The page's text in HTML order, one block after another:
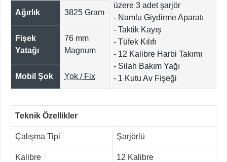
üzere 3 adet şarjör
- Namlu Giydirme Aparatı
- Taktik Kayış
- Tüfek Kılıfı
- 12 Kalibre Harbi Takımı
- Silah Bakım Yağı
- 1 Kutu Av Fişeği
Ağırlık 3825 Gram
Fişek
Yatağı
76 mm
Magnum
Mobil Şok Yok / Fix
Teknik Özellikler
Çalışma Tipi Şarjörlü
Kalibre 12 Kalibre